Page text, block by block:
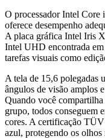
O processador Intel Core
oferece desempenho
A placa gráfica Intel Iris
Intel UHD encontrada em
tarefas visuais como
A tela de 15,6 polegadas
ângulos de visão amplos
Quando você
grupo, todos conseguem
cores. A certificação
azul, protegendo os olhos